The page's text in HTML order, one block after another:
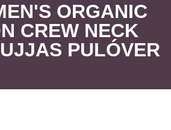
ORGANIC
CREW NECK
PULÓVER